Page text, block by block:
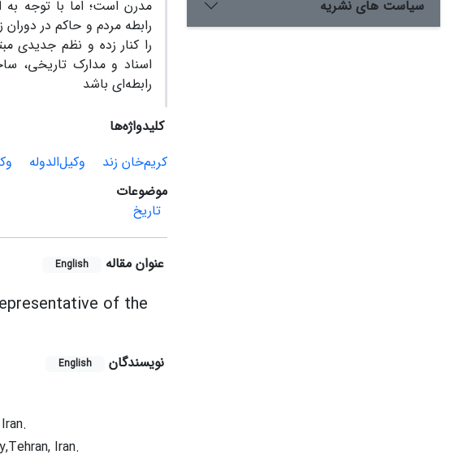
مدرن است؛ اما با توجه به
رابطه مردم و حاکم در دوران
را کنار زده و نظم جدیدی
اسناد و مدارک تاریخی،
رابطه‌ای باشد‌
کلیدواژه‌ها
کریم‌خان زند
وکیل‌الدوله
موضوعات
تاریخ
عنوان مقاله English
of the
نویسندگان English
Iran.
سیاست های نشریه